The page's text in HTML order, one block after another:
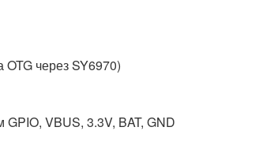
через SY6970)
VBUS, 3.3V, BAT, GND